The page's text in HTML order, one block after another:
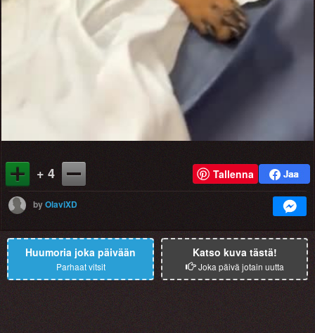
+ 4 Tallenna
byOlaviXD
Huumoria joka päivään
Parhaat vitsit
Katso kuva tästä!
Joka päivä jotain uutta